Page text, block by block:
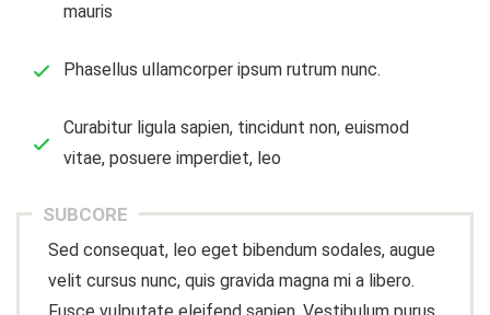
mauris
Phasellus ullamcorper ipsum rutrum nunc.
Curabitur ligula sapien, tincidunt non, euismod
vitae, posuere imperdiet, leo
SUBCORE
Sed consequat, leo eget bibendum sodales, augue
velit cursus nunc, quis gravida magna mi a libero.